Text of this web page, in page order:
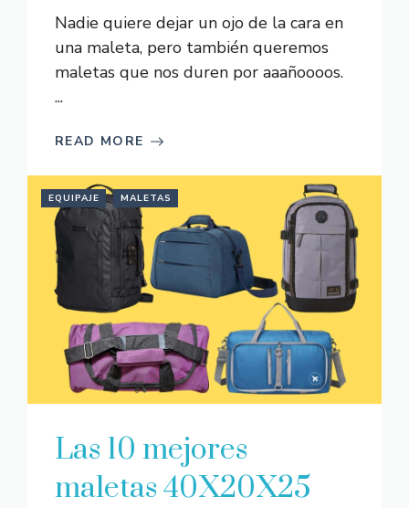
Nadie quiere dejar un ojo de la cara en
una maleta, pero también queremos
maletas que nos duren por aaañoooos.
...
READ MORE
EQUIPAJE MALETAS
Las 10 mejores
maletas 40X20X25